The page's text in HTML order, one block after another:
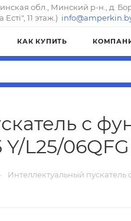
обл., Минский р-н., д.
11 этаж.)
КАК КУПИТЬ
с
Y/L25/
Интеллектуальный